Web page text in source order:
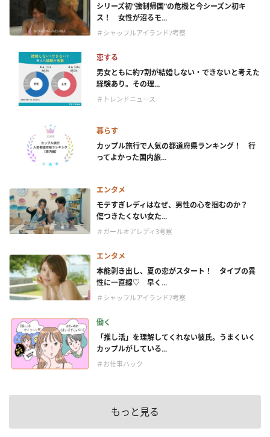
シリーズ初“強制帰国”の危機と今シーズン初キ
ス！ 女性が沼るモ...
＃シャッフルアイランド7考察
恋する
男女ともに約7割が結婚しない・できないと考えた
経験あり。その理...
＃トレンドニュース
暮らす
カップル旅行で人気の都道府県ランキング！ 行
ってよかった国内旅...
エンタメ
モテすぎレディはなぜ、男性の心を掴むのか？
傷つきたくない女た...
＃ガールオアレディ3考察
エンタメ
本能剥き出し、夏の恋がスタート！ タイプの異
性に一直線♡ 早く...
＃シャッフルアイランド7考察
働く
「推し活」を理解してくれない彼氏。うまくいく
カップルがしている...
＃お仕事ハック
もっと見る